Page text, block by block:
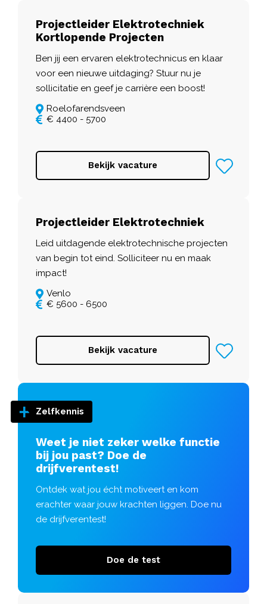
Projectleider Elektrotechniek
Kortlopende Projecten
Ben jij een ervaren elektrotechnicus en klaar
voor een nieuwe uitdaging? Stuur nu je
sollicitatie en geef je carrière een boost!
Roelofarendsveen
€ 4400 - 5700
Bekijk vacature
Projectleider Elektrotechniek
Leid uitdagende elektrotechnische projecten
van begin tot eind. Solliciteer nu en maak
impact!
Venlo
€ 5600 - 6500
Bekijk vacature
Zelfkennis
Weet je niet zeker welke functie
bij jou past? Doe de
drijfverentest!
Ontdek wat jou écht motiveert en kom
erachter waar jouw krachten liggen. Doe nu
de drijfverentest!
Doe de test